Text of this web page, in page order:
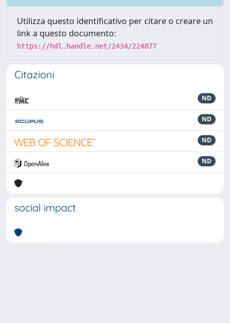
Utilizza questo identificativo per citare o creare un
link a questo documento:
https://hdl.handle.net/2434/224877
Citazioni
ND
ND
ND
ND
social impact